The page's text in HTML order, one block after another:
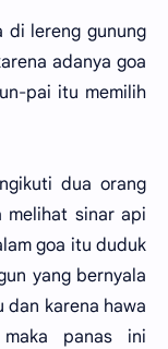
di lereng gunung
adanya goa
pai itu memilih
dua orang
sinar api
goa itu duduk
yang bernyala
dan karena hawa
panas ini